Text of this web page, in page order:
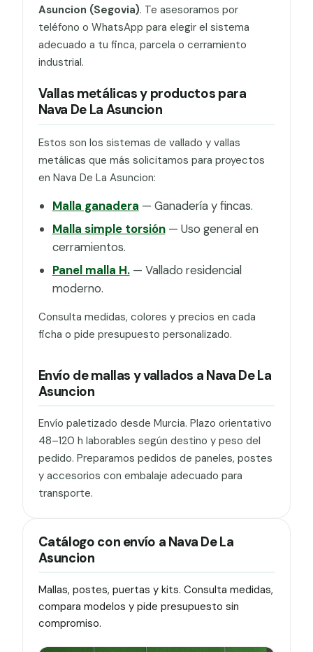
Asuncion (Segovia). Te asesoramos por
teléfono o WhatsApp para elegir el sistema
adecuado a tu finca, parcela o cerramiento
industrial.
Vallas metálicas y productos para
Nava De La Asuncion
Estos son los sistemas de vallado y vallas
metálicas que más solicitamos para proyectos
en Nava De La Asuncion:
Malla ganadera — Ganadería y fincas.
Malla simple torsión— Uso general en
cerramientos.
Panel malla H.— Vallado residencial
moderno.
Consulta medidas, colores y precios en cada
ficha o pide presupuesto personalizado.
Envío de mallas y vallados a Nava De La
Asuncion
Envío paletizado desde Murcia. Plazo orientativo
48–120 h laborables según destino y peso del
pedido. Preparamos pedidos de paneles, postes
y accesorios con embalaje adecuado para
transporte.
Catálogo con envío a Nava De La
Asuncion
Mallas, postes, puertas y kits. Consulta medidas,
compara modelos y pide presupuesto sin
compromiso.